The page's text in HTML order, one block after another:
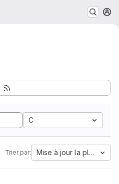
C
Trier par: Mise à jour la plus